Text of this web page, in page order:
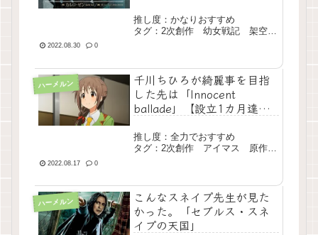
推し度：かなりおすすめ
タグ：2次創作 幼女戦記 架空戦
2022.08.30 0
ハーメルン
千川ちひろが綺麗事を目指
した先は「Innocent
ballade」【設立1カ月達成
推し度：全力でおすすめ
タグ：2次創作 アイマス 原作再
2022.08.17 0
ハーメルン
こんなスネイプ先生が見た
かった。「セブルス・スネ
イプの天国」